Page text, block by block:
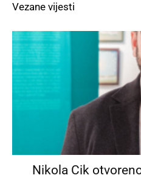
Vezane vijesti
Nikola Cik